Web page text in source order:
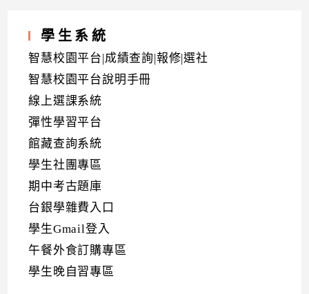
學生系統
智慧校園平台|成績查詢|報修|選社
智慧校園平台說明手冊
線上選課系統
彈性學習平台
館藏查詢系統
學生社團專區
期中考古題庫
台銀學雜費入口
學生Gmail登入
午餐外食訂購專區
學生晚自習專區